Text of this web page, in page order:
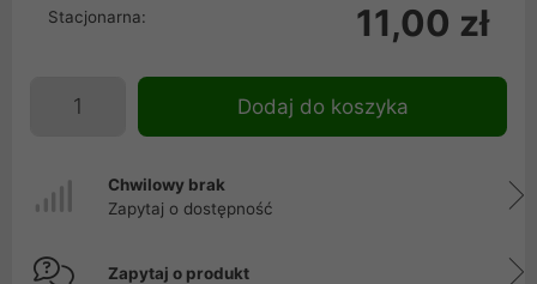
Stacjonarna: 11,00 zł
Dodaj do koszyka
Chwilowy brak
Zapytaj o dostępność
Zapytaj o produkt